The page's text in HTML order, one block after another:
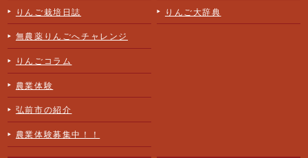
りんご栽培日誌
無農薬りんごへチャレンジ
りんごコラム
農業体験
弘前市の紹介
農業体験募集中！！
りんご大辞典